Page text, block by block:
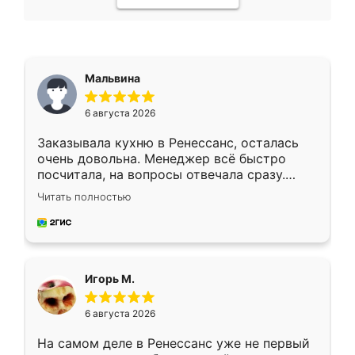
Мальвина
6 августа 2026
Заказывала кухню в Ренессанс, осталась
очень довольна. Менеджер всё быстро
посчитала, на вопросы отвечала сразу.
Замерщик приехал в субботу, подошёл к
делу со всей ответственностью. Собрали
за день, ребята работали аккуратно, даже
Читать полностью
Игорь М.
6 августа 2026
На самом деле в Ренессанс уже не первый